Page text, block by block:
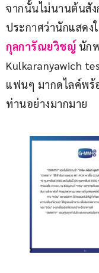
จากนั้นไม่นานต้นสัง
ประกาศว่านักแสด
กุลการัณยวิชญ์ นัก
Kulkaranyawich
แฟนๆ มากดไลค์พร้
ท่านอย่างมากมาย